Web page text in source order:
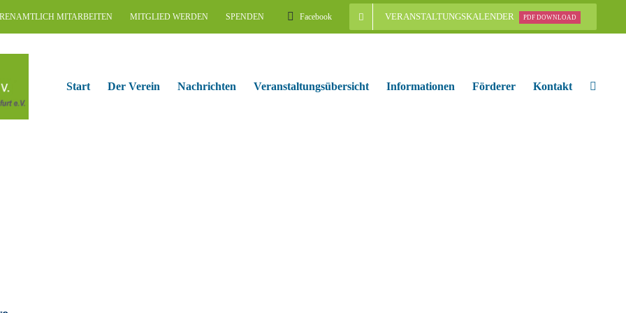
MITARBEITEN MITGLIED WERDEN SPENDEN Facebook VERANSTALTUNGSKALENDER PDF DOWNLOAD
Start Der Verein Nachrichten Veranstaltungsübersicht Informationen Förderer Kontakt